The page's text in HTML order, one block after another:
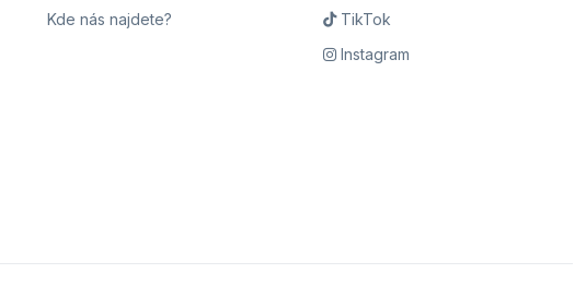
Kde nás najdete?
TikTok
Instagram